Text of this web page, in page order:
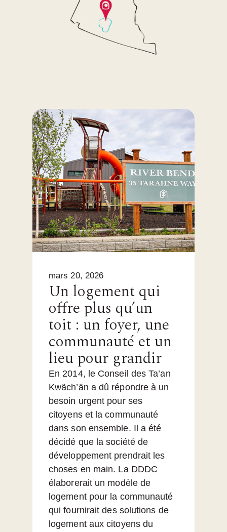
mars 20, 2026
Un logement qui
offre plus qu’un
toit : un foyer, une
communauté et un
lieu pour grandir
En 2014, le Conseil des Ta’an
Kwäch’än a dû répondre à un
besoin urgent pour ses
citoyens et la communauté
dans son ensemble. Il a été
décidé que la société de
développement prendrait les
choses en main. La DDDC
élaborerait un modèle de
logement pour la communauté
qui fournirait des solutions de
logement aux citoyens du